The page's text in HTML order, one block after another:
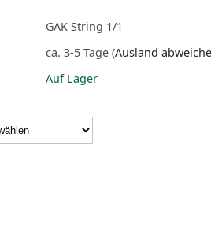
GAK String 1/1
ca. 3-5 Tage (Ausland
Auf Lager